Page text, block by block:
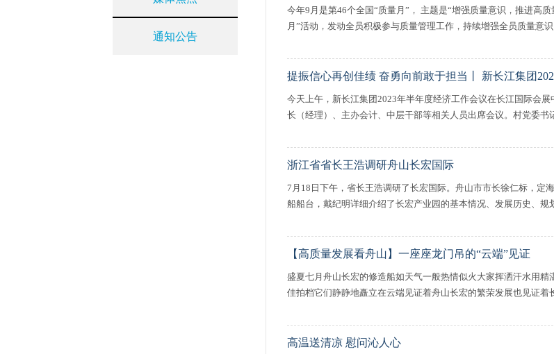
通知公告
今年9月是第46个全国“质量月”， 主题是“增强质量意识，推进高
月”活动，发动全员积极参与质量管理工作，持续增强全员质量意
提振信心再创佳绩 奋勇向前敢于担当丨 新长江集团
今天上午，新长江集团2023年半年度经济工作会议在长江国际会
长（经理）、主办会计、中层干部等相关人员出席会议。村党委书
浙江省省长王浩调研舟山长宏国际
7月18日下午，省长王浩调研了长宏国际。舟山市市长徐仁标，定
船船台，戴纪明详细介绍了长宏产业园的基本情况、发展历史、规
【高质量发展看舟山】一座座龙门吊的“云端”见证
盛夏七月舟山长宏的修造船如天气一般热情似火大家挥洒汗水用
佳拍档它们静静地矗立在云端见证着舟山长宏的繁荣发展也见证着
高温送清凉 慰问沁人心